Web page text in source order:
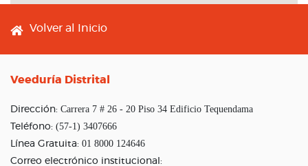
Footer menu
Volver al Inicio
Veeduría Distrital
Dirección: Carrera 7 # 26 - 20 Piso 34 Edificio Tequendama
Teléfono: (57-1) 3407666
Línea Gratuita: 01 8000 124646
Correo electrónico institucional: